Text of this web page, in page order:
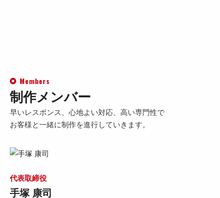
Members
制作メンバー
早いレスポンス、心地よい対応、高い専門性で
お客様と一緒に制作を進行していきます。
代表取締役
手塚 康司